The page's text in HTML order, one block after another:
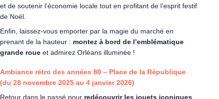
et de soutenir l’économie locale tout en profitant de l’esprit festif
de Noël.
Enfin, laissez-vous emporter par la magie du marché en
prenant de la hauteur : montez à bord de l’emblématique
grande roue et admirez Orléans illuminée !
Ambiance rétro des années 80 – Place de la République
(du 28 novembre 2025 au 4 janvier 2026)
Retour dans le passé pour redécouvrir les jouets iconiques